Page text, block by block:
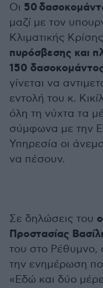
Οι 50
μαζί με τον
Κλιματικής
πυρόσβεσης και
150
γίνεται να
εντολή του κ.
όλη τη νύχτα τα
σύμφωνα με την
Υπηρεσία οι
να πέσουν.
Σε δηλώσεις του
Προστασίας
του στο Ρέθυμνο,
την ενημέρωση
«Εδώ και δύο